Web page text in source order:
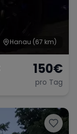
Hanau (67 km)
150€
pro Tag